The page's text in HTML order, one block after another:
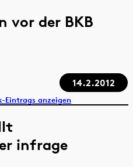
vor der BKB
14.2.2012
Eintrags anzeigen
infrage